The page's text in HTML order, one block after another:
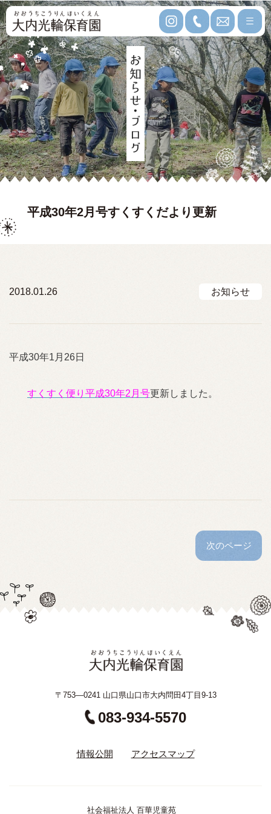
平成30年2月号すくすくだより更新
2018.01.26 お知らせ
平成30年1月26日
すくすく便り平成30年2月号更新しました。
次のページ
〒753—0241 山口県山口市大内問田4丁目9-13
083-934-5570
情報公開 アクセスマップ
社会福祉法人 百華児童苑